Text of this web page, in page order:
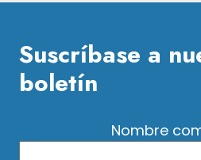
Suscríbase a
boletín
Nombre